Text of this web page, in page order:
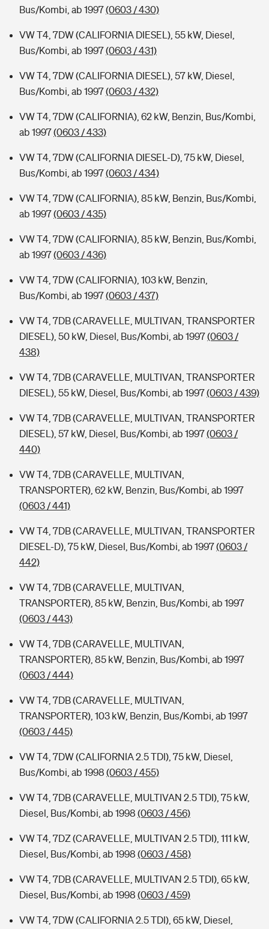
Bus/Kombi, ab 1997(0603 / 430)
VW T4, 7DW (CALIFORNIA DIESEL), 55 kW, Diesel,
Bus/Kombi, ab 1997(0603 / 431)
VW T4, 7DW (CALIFORNIA DIESEL), 57 kW, Diesel,
Bus/Kombi, ab 1997(0603 / 432)
VW T4, 7DW (CALIFORNIA), 62 kW, Benzin, Bus/Kombi,
ab 1997(0603 / 433)
VW T4, 7DW (CALIFORNIA DIESEL-D), 75 kW, Diesel,
Bus/Kombi, ab 1997(0603 / 434)
VW T4, 7DW (CALIFORNIA), 85 kW, Benzin, Bus/Kombi,
ab 1997(0603 / 435)
VW T4, 7DW (CALIFORNIA), 85 kW, Benzin, Bus/Kombi,
ab 1997(0603 / 436)
VW T4, 7DW (CALIFORNIA), 103 kW, Benzin,
Bus/Kombi, ab 1997(0603 / 437)
VW T4, 7DB (CARAVELLE, MULTIVAN, TRANSPORTER
DIESEL), 50 kW, Diesel, Bus/Kombi, ab 1997(0603 /
438)
VW T4, 7DB (CARAVELLE, MULTIVAN, TRANSPORTER
DIESEL), 55 kW, Diesel, Bus/Kombi, ab 1997(0603 / 439)
VW T4, 7DB (CARAVELLE, MULTIVAN, TRANSPORTER
DIESEL), 57 kW, Diesel, Bus/Kombi, ab 1997(0603 /
440)
VW T4, 7DB (CARAVELLE, MULTIVAN,
TRANSPORTER), 62 kW, Benzin, Bus/Kombi, ab 1997
(0603 / 441)
VW T4, 7DB (CARAVELLE, MULTIVAN, TRANSPORTER
DIESEL-D), 75 kW, Diesel, Bus/Kombi, ab 1997(0603 /
442)
VW T4, 7DB (CARAVELLE, MULTIVAN,
TRANSPORTER), 85 kW, Benzin, Bus/Kombi, ab 1997
(0603 / 443)
VW T4, 7DB (CARAVELLE, MULTIVAN,
TRANSPORTER), 85 kW, Benzin, Bus/Kombi, ab 1997
(0603 / 444)
VW T4, 7DB (CARAVELLE, MULTIVAN,
TRANSPORTER), 103 kW, Benzin, Bus/Kombi, ab 1997
(0603 / 445)
VW T4, 7DW (CALIFORNIA 2.5 TDI), 75 kW, Diesel,
Bus/Kombi, ab 1998 (0603 / 455)
VW T4, 7DB (CARAVELLE, MULTIVAN 2.5 TDI), 75 kW,
Diesel, Bus/Kombi, ab 1998 (0603 / 456)
VW T4, 7DZ (CARAVELLE, MULTIVAN 2.5 TDI), 111 kW,
Diesel, Bus/Kombi, ab 1998 (0603 / 458)
VW T4, 7DB (CARAVELLE, MULTIVAN 2.5 TDI), 65 kW,
Diesel, Bus/Kombi, ab 1998 (0603 / 459)
VW T4, 7DW (CALIFORNIA 2.5 TDI), 65 kW, Diesel,